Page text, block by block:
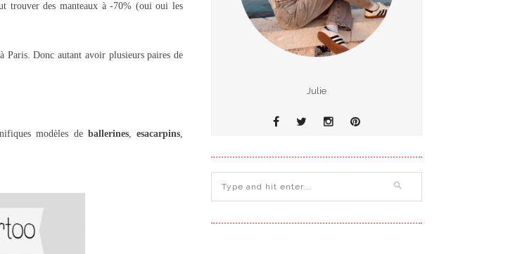
trouver des manteaux à -70% (oui oui les
Paris. Donc autant avoir plusieurs paires de
modèles de ballerines, esacarpins,
Julie